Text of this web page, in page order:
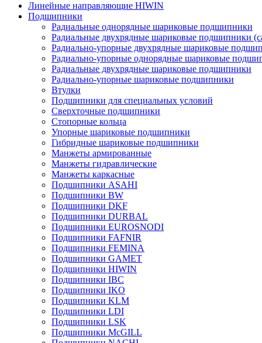
Линейные направляющие HIWIN
Подшипники
Радиальные однорядные шариковые подшипники
Радиальные двухрядные шариковые подшипники
Радиально-упорные двухрядные шариковые
Радиально-упорные однорядные шариковые
Радиальные двухрядные шариковые подшипники
Радиально-упорные шариковые подшипники
Втулки
Подшипники для специальных условий
Сверхточные подшипники
Стопорные кольца
Упорные шариковые подшипники
Гибридные шариковые подшипники
Манжеты армированные
Манжеты гидравлические
Манжеты каркасные
Подшипники ASAHI
Подшипники BW
Подшипники DKF
Подшипники DURBAL
Подшипники EUROSNODI
Подшипники FAFNIR
Подшипники FEMINA
Подшипники GAMET
Подшипники HIWIN
Подшипники IBC
Подшипники IKO
Подшипники KLM
Подшипники LDI
Подшипники LSK
Подшипники McGILL